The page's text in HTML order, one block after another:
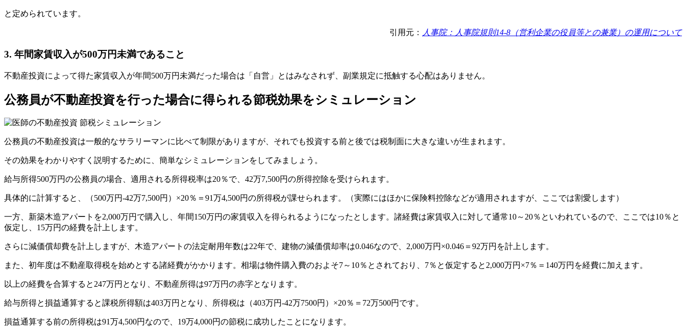
と定められています。
引用元： 人事院：人事院規則14-8（営利企業の役員等との兼業）の運用について
3. 年間家賃収入が500万円未満であること
不動産投資によって得た家賃収入が年間500万円未満だった場合は「自営」とはみなされず、副業規定に抵触する心配はありません。
公務員が不動産投資を行った場合に得られる節税効果をシミュレーション
公務員の不動産投資は一般的なサラリーマンに比べて制限がありますが、それでも投資する前と後では税制面に大きな違いが生まれます。
その効果をわかりやすく説明するために、簡単なシミュレーションをしてみましょう。
給与所得500万円の公務員の場合、適用される所得税率は20％で、42万7,500円の所得控除を受けられます。
具体的に計算すると、（500万円-42万7,500円）×20％＝91万4,500円の所得税が課せられます。（実際にはほかに保険料控除などが適用されますが、ここでは割愛します）
一方、新築木造アパートを2,000万円で購入し、年間150万円の家賃収入を得られるようになったとします。諸経費は家賃収入に対して通常10～20％といわれているので、ここでは10％と
仮定し、15万円の経費を計上します。
さらに減価償却費を計上しますが、木造アパートの法定耐用年数は22年で、建物の減価償却率は0.046なので、2,000万円×0.046＝92万円を計上します。
また、初年度は不動産取得税を始めとする諸経費がかかります。相場は物件購入費のおよそ7～10％とされており、7％と仮定すると2,000万円×7％＝140万円を経費に加えます。
以上の経費を合算すると247万円となり、不動産所得は97万円の赤字となります。
給与所得と損益通算すると課税所得額は403万円となり、所得税は（403万円-42万7500円）×20％＝72万500円です。
損益通算する前の所得税は91万4,500円なので、19万4,000円の節税に成功したことになります。